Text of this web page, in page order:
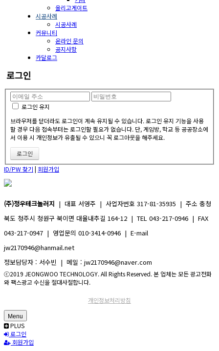
올리고게이트
시공사례
시공사례
커뮤니티
온라인 문의
공지사항
카달로그
로그인
로그인 유지
브라우저를 닫더라도 로그인이 계속 유지될 수 있습니다. 로그인 유지 기능을 사용
할 경우 다음 접속부터는 로그인할 필요가 없습니다. 단, 게임방, 학교 등 공공장소에
서 이용 시 개인정보가 유출될 수 있으니 꼭 로그아웃을 해주세요.
ID/PW 찾기 | 회원가입
(주)정우테크놀러지 | 대표 서영주 | 사업자번호 317-81-35935 | 주소 충청
북도 청주시 청원구 북이면 대율내추길 164-12 | TEL 043-217-0946 | FAX
043-217-0947 | 영업문의 010-3414-0946 | E-mail
jw2170946@hanmail.net
정보담당자 : 서수빈 | 메일 : jw2170946@naver.com
ⓒ2019 JEONGWOO TECHNOLOGY. All Rights Reserved. 본 업체는 모든 광고전화
와 팩스광고 수신을 절대사절합니다.
개인정보처리방침
Menu
PLUS
로그인
회원가입